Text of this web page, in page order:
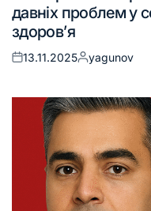
давніх проблем у
здоров’я
13.11.2025 yagunov